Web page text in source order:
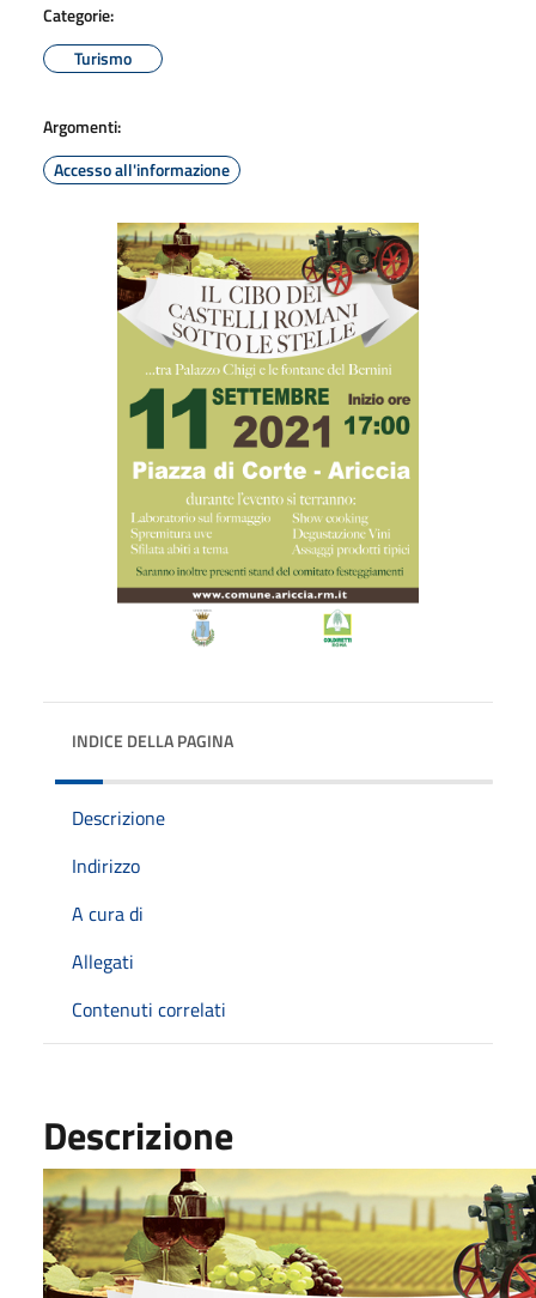
Categorie:
Turismo
Argomenti:
Accesso all'informazione
INDICE DELLA PAGINA
Descrizione
Indirizzo
A cura di
Allegati
Contenuti correlati
Descrizione